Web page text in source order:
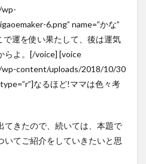
6.png” name=”かな”
で運を使い果たして、後は運気
らよ。[/voice] [voice
content/uploads/2018/10/30
なるほど!ママは色々考
てきたので、続いては、本題で
いてご紹介をしていきたいと思